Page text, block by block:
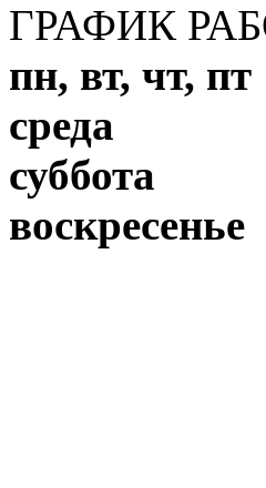
ГРАФИК
пн, вт, чт, пт
среда с
суббота с
воскресенье